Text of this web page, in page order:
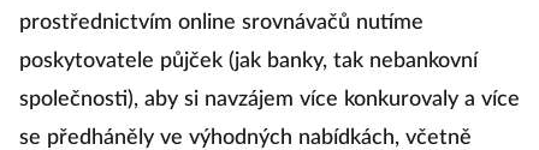
prostřednictvím online srovnávačů nutíme
poskytovatele půjček (jak banky, tak nebankovní
společnosti), aby si navzájem více konkurovaly a více
se předháněly ve výhodných nabídkách, včetně